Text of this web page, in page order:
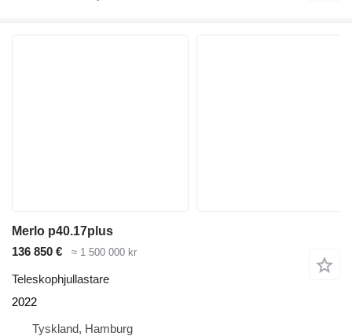
Merlo p40.17plus
136 850 €
≈ 1 500 000 kr
Teleskophjullastare
2022
Tyskland, Hamburg